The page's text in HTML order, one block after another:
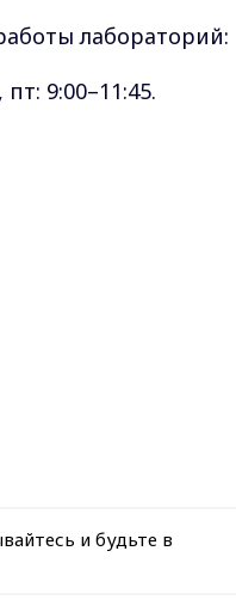
лабораторий:
9:00–11:45.
и будьте в